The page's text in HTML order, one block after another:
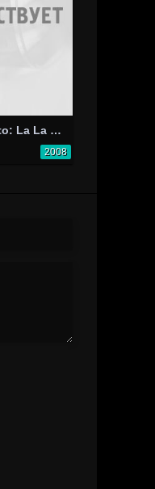
Demi Lovato: La La Land
2008